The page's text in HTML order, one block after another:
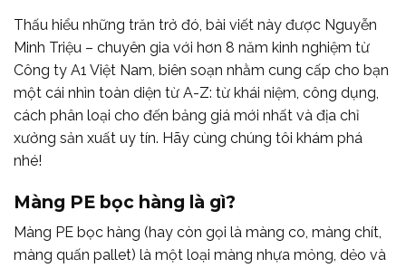
Thấu hiểu những trăn trở đó, bài viết này được Nguyễn
Minh Triệu – chuyên gia với hơn 8 năm kinh nghiệm từ
Công ty A1 Việt Nam, biên soạn nhằm cung cấp cho bạn
một cái nhìn toàn diện từ A-Z: từ khái niệm, công dụng,
cách phân loại cho đến bảng giá mới nhất và địa chỉ
xưởng sản xuất uy tín. Hãy cùng chúng tôi khám phá
nhé!
Màng PE bọc hàng là gì?
Màng PE bọc hàng (hay còn gọi là màng co, màng chít,
màng quấn pallet) là một loại màng nhựa mỏng, dẻo và